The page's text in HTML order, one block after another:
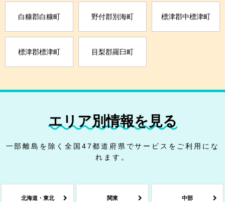
白糠郡白糠町 野付郡別海町 標津郡中標津町
標津郡標津町 目梨郡羅臼町
エリア別情報を見る
一部離島を除く全国47都道府県でサービスをご利用にな
れます。
北海道・東北 関東 中部